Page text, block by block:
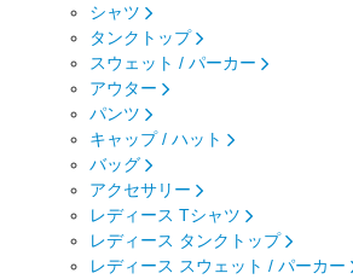
シャツ
タンクトップ
スウェット / パーカー
アウター
パンツ
キャップ / ハット
バッグ
アクセサリー
レディース Tシャツ
レディース タンクトップ
レディース スウェット / パーカー